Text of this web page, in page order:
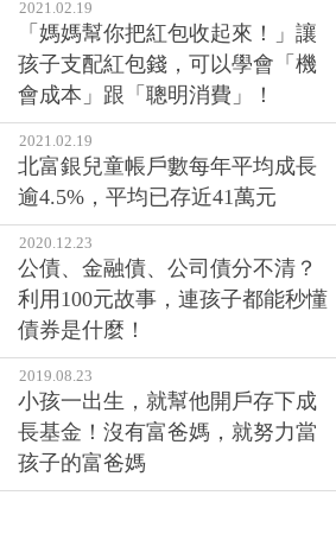
2021.02.19
「媽媽幫你把紅包收起來！」讓
孩子支配紅包錢，可以學會「機
會成本」跟「聰明消費」！
2021.02.19
北富銀兒童帳戶數每年平均成長
逾4.5%，平均已存近41萬元
2020.12.23
公債、金融債、公司債分不清？
利用100元故事，連孩子都能秒懂
債券是什麼！
2019.08.23
小孩一出生，就幫他開戶存下成
長基金！沒有富爸媽，就努力當
孩子的富爸媽